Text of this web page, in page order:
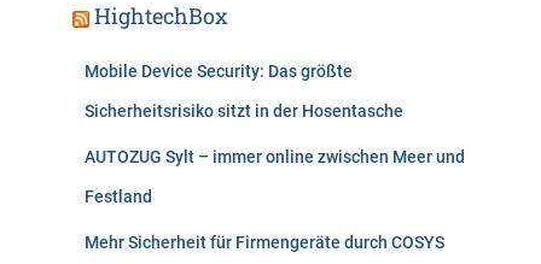
HightechBox
Mobile Device Security: Das größte
Sicherheitsrisiko sitzt in der Hosentasche
AUTOZUG Sylt – immer online zwischen Meer und
Festland
Mehr Sicherheit für Firmengeräte durch COSYS